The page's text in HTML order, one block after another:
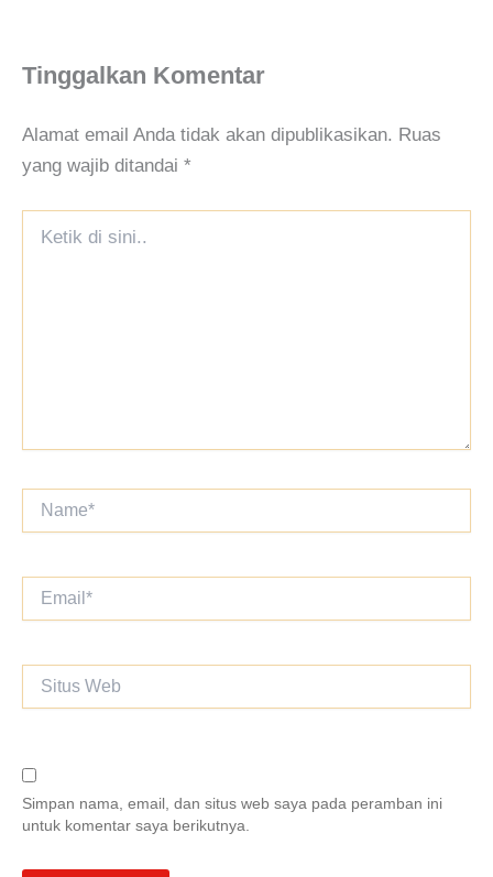
Tinggalkan Komentar
Alamat email Anda tidak akan dipublikasikan. Ruas
yang wajib ditandai *
Web
Simpan nama, email, dan situs web saya pada peramban ini
untuk komentar saya berikutnya.